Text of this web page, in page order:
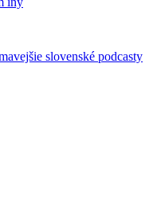
slovenské podcasty